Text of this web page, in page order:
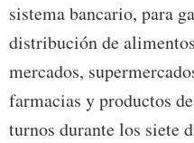
sistema bancario, para
distribución de
mercados,
farmacias y productos
turnos durante los siete